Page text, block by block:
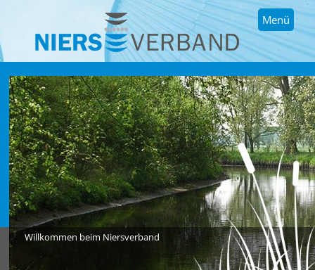
Menü
Willkommen beim Niersverband